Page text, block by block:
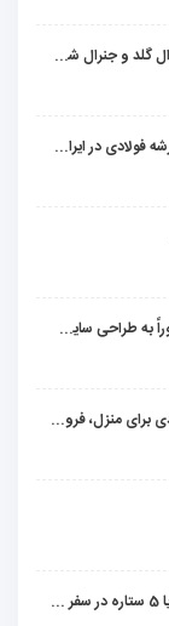
مقایسه کولر گازی گری و کریر و ال جی و جنرال گلد و جنرال شکار و سامسونگ و یونیوا
چرا آهن بتا، نخستین انتخاب برای گل میخ عرشه فولادی در ایران است؟
چرا کسب‌وکارهای شهرک صنعتی چهاردانگه فوراً به طراحی سایت نیاز دارند؟
بهترین ایده‌های نورپردازی دکوراتیو با ال ای دی برای منزل، فروشگاه و دفتر کار
مقایسه هزینه اقامت هتل معمولی، میان‌رده یا 5 ستاره در سفر زیارتی عراق